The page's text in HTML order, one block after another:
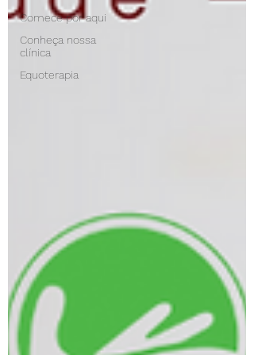
Comece por aqui
Conheça nossa
clínica
Equoterapia